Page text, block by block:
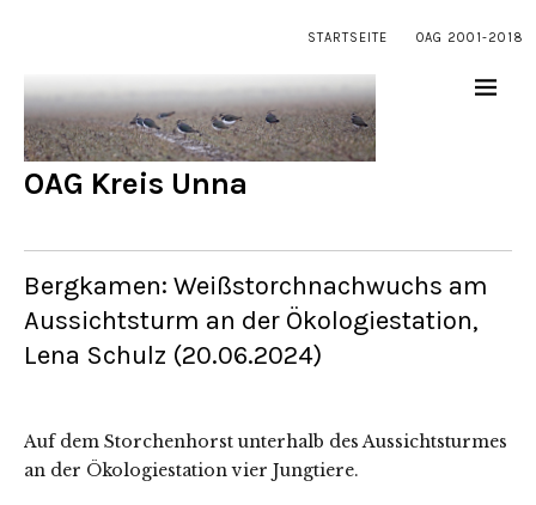
STARTSEITE OAG 2001-2018
OAG Kreis Unna
Bergkamen: Weißstorchnachwuchs am
Aussichtsturm an der Ökologiestation,
Lena Schulz (20.06.2024)
Auf dem Storchenhorst unterhalb des Aussichtsturmes
an der Ökologiestation vier Jungtiere.